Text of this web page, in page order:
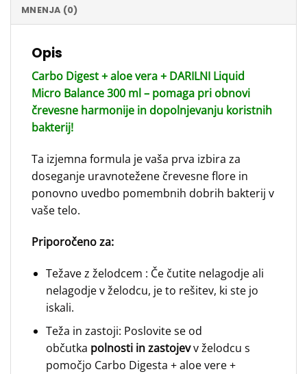
MNENJA (0)
Opis
Carbo Digest + aloe vera + DARILNI Liquid
Micro Balance 300 ml – pomaga pri obnovi
črevesne harmonije in dopolnjevanju koristnih
bakterij!
Ta izjemna formula je vaša prva izbira za
doseganje uravnotežene črevesne flore in
ponovno uvedbo pomembnih dobrih bakterij v
vaše telo.
Priporočeno za:
Težave z želodcem : Če čutite nelagodje ali
nelagodje v želodcu, je to rešitev, ki ste jo
iskali.
Teža in zastoji: Poslovite se od
občutka polnosti in zastojevv želodcu s
pomočjo Carbo Digesta + aloe vere +